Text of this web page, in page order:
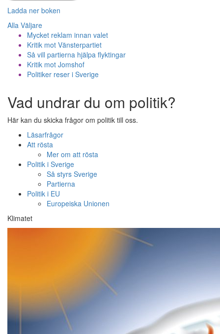
Ladda ner boken
Alla Väljare
Mycket reklam innan valet
Kritik mot Vänsterpartiet
Så vill partierna hjälpa flyktingar
Kritik mot Jomshof
Politiker reser i Sverige
Vad undrar du om politik?
Här kan du skicka frågor om politik till oss.
Läsarfrågor
Att rösta
Mer om att rösta
Politik i Sverige
Så styrs Sverige
Partierna
Politik i EU
Europeiska Unionen
Klimatet